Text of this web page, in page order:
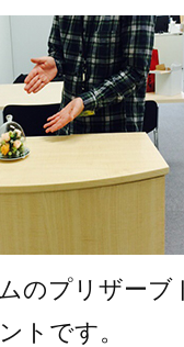
のプリザーブ
トです。